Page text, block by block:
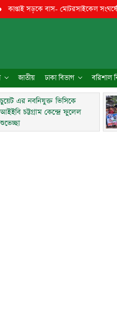
সড়কে বাস- মোটরসাইকেল সংঘর্ষে পা
জাতীয় ঢাকা বিভাগ বরিশাল
চুয়েট এর নবনিযুক্ত ভিসিকে
আইইবি চট্টগ্রাম কেন্দ্রে ফুলেল
শুভেচ্ছা